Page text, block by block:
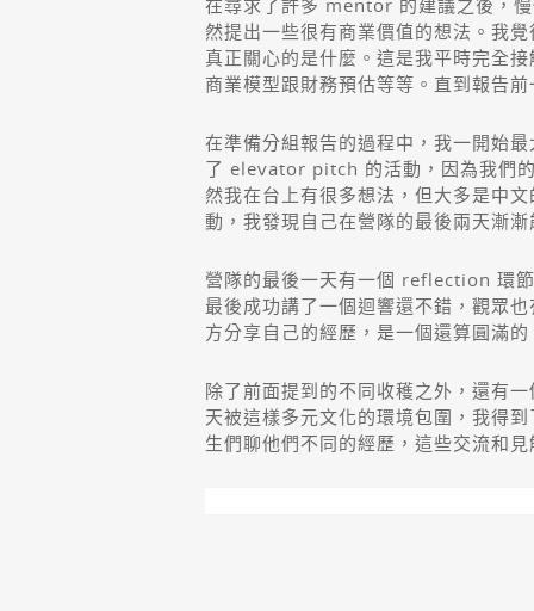
在尋求了許多 mentor 的建議之後，
然提出一些很有商業價值的想法。我
真正關心的是什麼。這是我平時完全
商業模型跟財務預估等等。直到報告
在準備分組報告的過程中，我一開始
了 elevator pitch 的活動，因為我們
然我在台上有很多想法，但大多是中
動，我發現自己在營隊的最後兩天漸
營隊的最後一天有一個 reflection 環
最後成功講了一個迴響還不錯，觀眾
方分享自己的經歷，是一個還算圓滿
除了前面提到的不同收穫之外，還有
天被這樣多元文化的環境包圍，我得
生們聊他們不同的經歷，這些交流和